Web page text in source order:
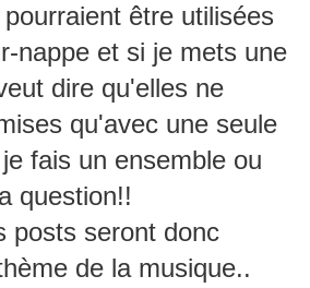
être utilisées
nappe et si je mets une
dire qu'elles ne
qu'avec une seule
fais un ensemble ou
question!!
posts seront donc
de la musique..